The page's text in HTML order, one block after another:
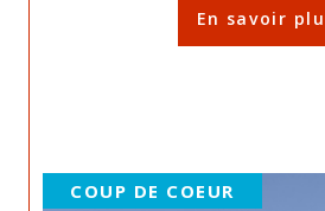
En savoir
COUP DE COEUR